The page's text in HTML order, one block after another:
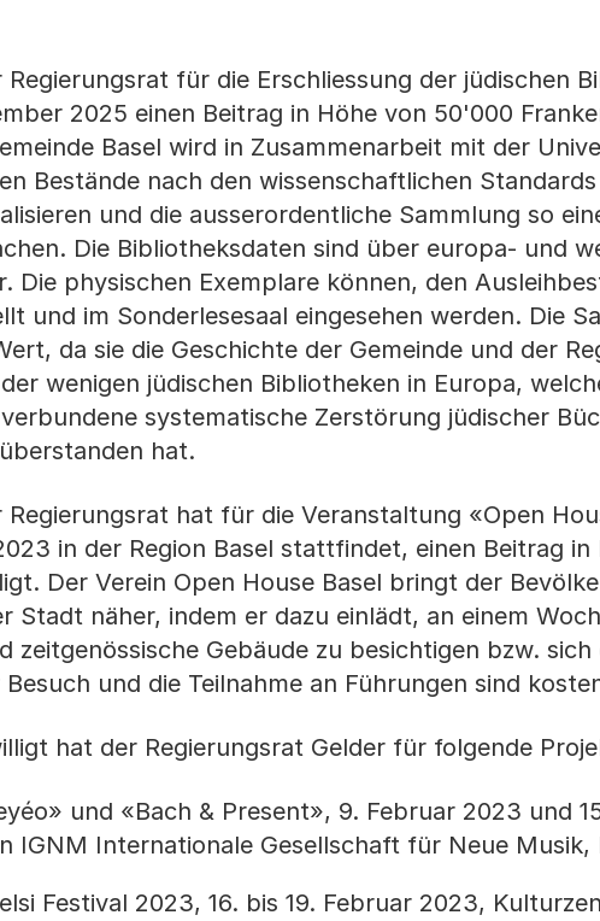
für die Erschliessung der jüdischen
2025 einen Beitrag in Höhe von 50'000
Basel wird in Zusammenarbeit mit der
Bestände nach den wissenschaftlichen
und die ausserordentliche Sammlung so
Die Bibliotheksdaten sind über europa- und
Die physischen Exemplare können, den
und im Sonderlesesaal eingesehen werden. Die
da sie die Geschichte der Gemeinde und der
wenigen jüdischen Bibliotheken in Europa,
systematische Zerstörung jüdischer
hat.
hat für die Veranstaltung «Open
in der Region Basel stattfindet, einen Beitrag
Der Verein Open House Basel bringt der
Stadt näher, indem er dazu einlädt, an einem
zeitgenössische Gebäude zu besichtigen bzw.
und die Teilnahme an Führungen sind
hat der Regierungsrat Gelder für folgende
und «Bach & Present», 9. Februar 2023 und
IGNM Internationale Gesellschaft für Neue Musik,
Festival 2023, 16. bis 19. Februar 2023,